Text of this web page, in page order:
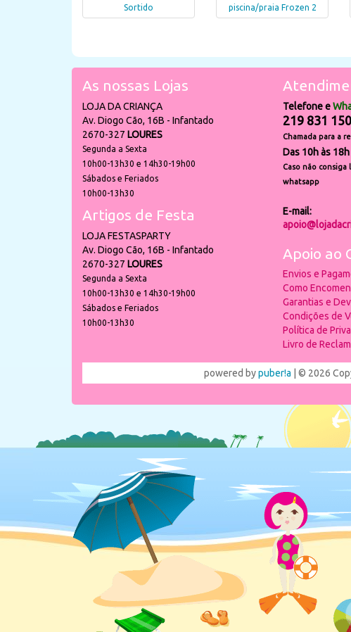
Sortido
piscina/praia Frozen 2
As nossas Lojas
LOJA DA CRIANÇA
Av. Diogo Cão, 16B - Infantado
2670-327 LOURES
Segunda a Sexta
10h00-13h30 e 14h30-19h00
Sábados e Feriados
10h00-13h30
Artigos de Festa
LOJA FESTASPARTY
Av. Diogo Cão, 16B - Infantado
2670-327 LOURES
Segunda a Sexta
10h00-13h30 e 14h30-19h00
Sábados e Feriados
10h00-13h30
Telefone e
219 831 150
Chamada para a
Das 10h às 18h
Caso não consiga
whatsapp
E-mail:
Apoio ao
Envios e
Como
Garantias e
Condições de
Política de
Livro de
powered bypuber!a | © 2026